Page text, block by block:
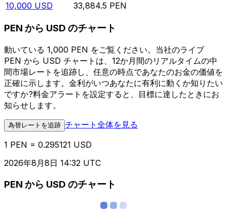
10,000 USD 33,884.5 PEN
PEN から USD のチャート
動いている 1,000 PEN をご覧ください。当社のライブ
PEN から USD チャートは、12か月間のリアルタイムの中
間市場レートを追跡し、任意の時点であなたのお金の価値を
正確に示します。金利がいつあなたに有利に動くか知りたい
ですか?料金アラートを設定すると、目標に達したときにお
知らせします。
為替レートを追跡 チャート全体を見る
1 PEN = 0.295121 USD
2026年8月8日 14:32 UTC
PEN から USD のチャート